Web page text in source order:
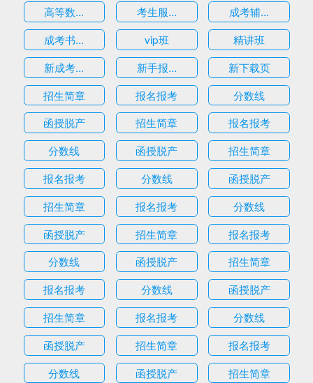
高等数... 考生服...
成考辅...
成考书...
vip班
精讲班
新成考...
新手报...
新下载页
招生简章
报名报考
分数线
函授脱产
招生简章
报名报考
分数线
函授脱产
招生简章
报名报考
分数线
函授脱产
招生简章
报名报考
分数线
函授脱产
招生简章
报名报考
分数线
函授脱产
招生简章
报名报考
分数线
函授脱产
招生简章
报名报考
分数线
函授脱产
招生简章
报名报考
分数线
函授脱产
招生简章